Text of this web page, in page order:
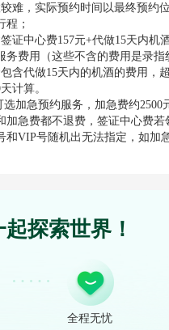
难，实际预约时间以最终预约
程；
证中心费157元+代做15天内
务费用（这些不含的费用是录
含代做15天内的机酒的费用，
计算。
加急预约服务，加急费约
加急费都不退费，签证中心费
和VIP号随机出无法指定，如加
探索世界！
全程无忧